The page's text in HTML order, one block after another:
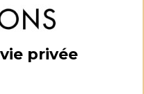
- PARIS 5E
privée